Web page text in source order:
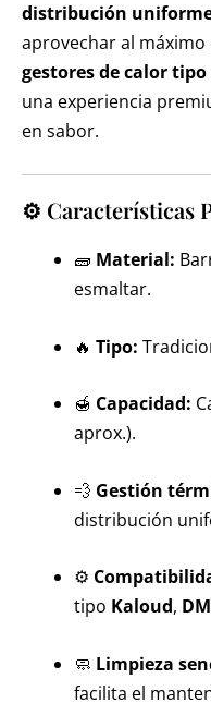
distribución
aprovechar al máximo
gestores de calor
una experiencia
en sabor.
⚙️ Características
🧱 Material:
esmaltar.
🔥 Tipo:
🍯 Capacidad:
aprox.).
💨 Gestión
distribución
⚙️
tipo Kaloud,
🧼 Limpieza
facilita el